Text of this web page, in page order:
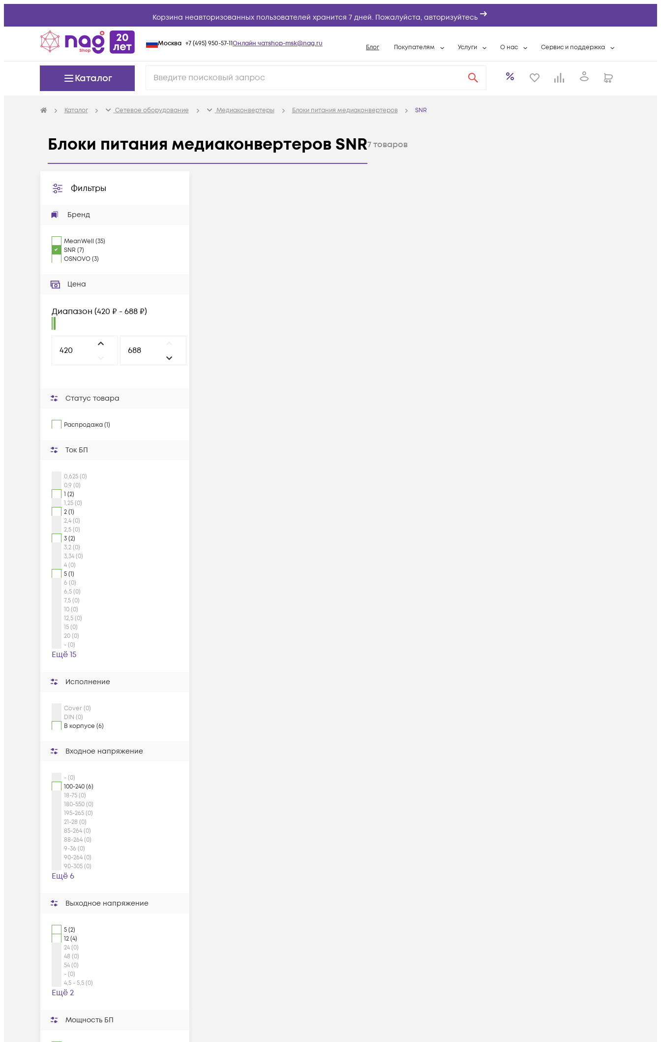
Корзина неавторизованных пользователей хранится 7 дней. Пожалуйста, авторизуйтесь
Москва +7 (495) 950-57-11Онлайн чатshop-msk@nag.ru Блог Покупателям
Условия доставки
Возврат товара
Услуги
Системная интеграция
О нас
Контактная информация
Сервис и поддержка
Контакты сервисных центров
Каталог
Каталог Сетевое оборудование Медиаконвертеры Блоки питания медиаконвертеров SNR
Блоки питания медиаконвертеров SNR7товаров
Фильтры
Бренд
MeanWell (35)
SNR (7)
OSNOVO(3)
Цена
Диапазон (420 ₽ - 688 ₽)
Статус товара
Распродажа (1)
Ток БП
0,625 (0)
0,9 (0)
1 (2)
1,25 (0)
2 (1)
2,4 (0)
2,5 (0)
3 (2)
3,2 (0)
3,34 (0)
4 (0)
5 (1)
6 (0)
6,5 (0)
7,5 (0)
10 (0)
12,5 (0)
15 (0)
20 (0)
- (0)
Ещё 15
Исполнение
Cover (0)
DIN (0)
В корпусе (6)
Входное напряжение
- (0)
100-240 (6)
18-75 (0)
180-550 (0)
195-265 (0)
21-28 (0)
85-264 (0)
88-264 (0)
9-36 (0)
90-264 (0)
90-305 (0)
Ещё 6
Выходное напряжение
5 (2)
12 (4)
24 (0)
48 (0)
54 (0)
- (0)
4,5 - 5,5 (0)
Ещё 2
Мощность БП